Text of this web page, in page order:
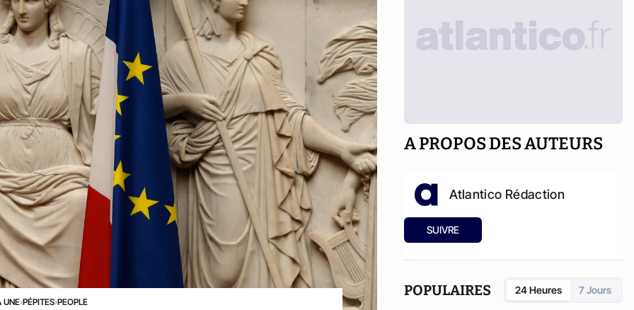
UNE›PÉPITES›PEOPLE
A PROPOS DES AUTEURS
Atlantico Rédaction
SUIVRE
POPULAIRES 24 Heures 7 Jours